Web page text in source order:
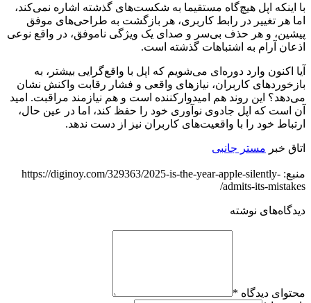
با اینکه اپل هیچ‌گاه مستقیما به شکست‌های گذشته اشاره نمی‌کند،
اما هر تغییر در رابط کاربری، هر بازگشت به طراحی‌های موفق
پیشین، و هر حذف بی‌سر و صدای یک ویژگی ناموفق، در واقع نوعی
اذعان آرام به اشتباهات گذشته است.
آیا اکنون وارد دوره‌ای می‌شویم که اپل با واقع‌گرایی بیشتر، به
بازخوردهای کاربران، نیازهای واقعی و فشار رقابت واکنش نشان
می‌دهد؟ این روند هم امیدوارکننده است و هم نیازمند مراقبت. امید
آن است که اپل جادوی نوآوری خود را حفظ کند، اما در عین حال،
ارتباط خود را با واقعیت‌های کاربران نیز از دست ندهد.
اتاق خبر مستر جانبی
منبع: https://diginoy.com/329363/2025-is-the-year-apple-silently-
admits-its-mistakes/
دیدگاه‌های نوشته
محتوای دیدگاه *